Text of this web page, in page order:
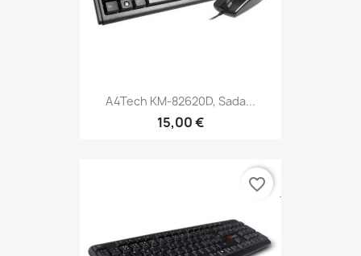
A4Tech KM-82620D, Sada...
15,00 €
favorite_border